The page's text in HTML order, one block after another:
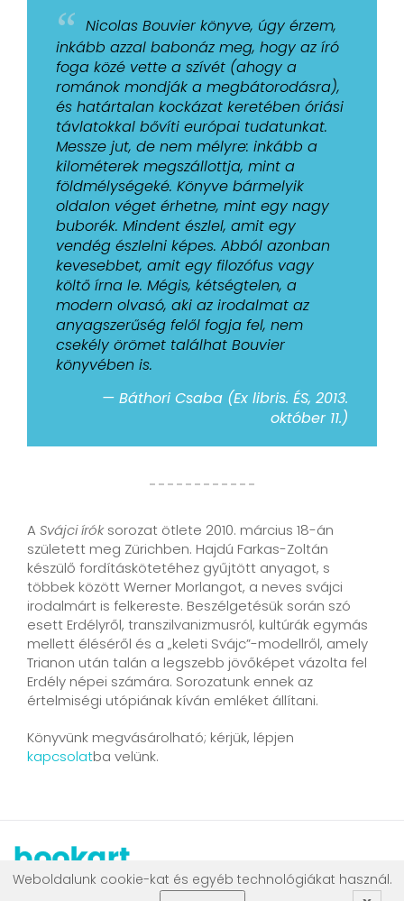
“ Nicolas Bouvier könyve, úgy érzem,
inkább azzal babonáz meg, hogy az író
foga közé vette a szívét (ahogy a
románok mondják a megbátorodásra),
és határtalan kockázat keretében óriási
távlatokkal bővíti európai tudatunkat.
Messze jut, de nem mélyre: inkább a
kilométerek megszállottja, mint a
földmélységeké. Könyve bármelyik
oldalon véget érhetne, mint egy nagy
buborék. Mindent észlel, amit egy
vendég észlelni képes. Abból azonban
kevesebbet, amit egy filozófus vagy
költő írna le. Mégis, kétségtelen, a
modern olvasó, aki az irodalmat az
anyagszerűség felől fogja fel, nem
csekély örömet találhat Bouvier
könyvében is.
— Báthori Csaba (Ex libris. ÉS, 2013.
október 11.)
A Svájci íróksorozat ötlete 2010. március 18-án
született meg Zürichben. Hajdú Farkas-Zoltán
készülő fordításkötetéhez gyűjtött anyagot, s
többek között Werner Morlangot, a neves svájci
irodalmárt is felkereste. Beszélgetésük során szó
esett Erdélyről, transzilvanizmusról, kultúrák egymás
mellett éléséről és a „keleti Svájc”-modellről, amely
Trianon után talán a legszebb jövőképet vázolta fel
Erdély népei számára. Sorozatunk ennek az
értelmiségi utópiának kíván emléket állítani.
Könyvünk megvásárolható; kérjük, lépjen
kapcsolatba velünk.
.
Weboldalunk cookie-kat és egyéb technológiákat használ.